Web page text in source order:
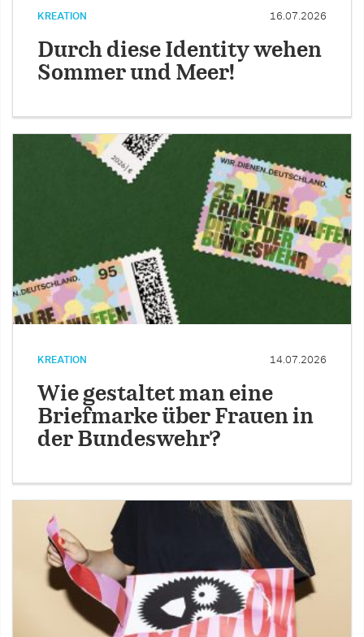
KREATION 16.07.2026
Durch diese Identity wehen
Sommer und Meer!
KREATION 14.07.2026
Wie gestaltet man eine
Briefmarke über Frauen in
der Bundeswehr?